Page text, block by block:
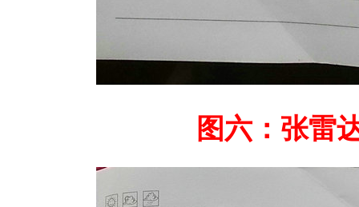
图六：张雷